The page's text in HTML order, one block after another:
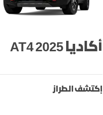
أكاديا 2025 AT4
إكتشف الطراز